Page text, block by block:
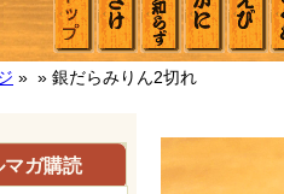
» » 銀だらみりん2切れ
マガ購読